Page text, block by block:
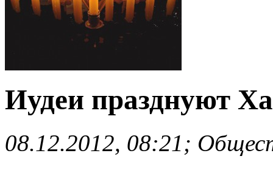
Иудеи празднуют
08.12.2012, 08:21;